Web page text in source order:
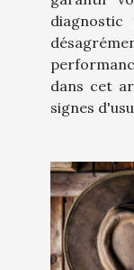
diagnostic
dans cet
signes